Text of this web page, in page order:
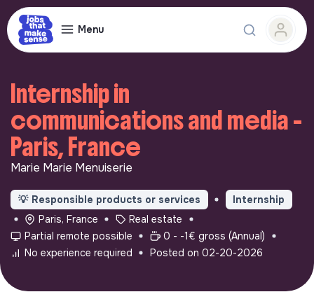
Menu
Internship in
communications and media -
Paris, France
Marie Marie Menuiserie
💡 Responsible products or services
Internship
Paris, France
Real estate
Partial remote possible
0 - -1€ gross (Annual)
No experience required
Posted on 02-20-2026